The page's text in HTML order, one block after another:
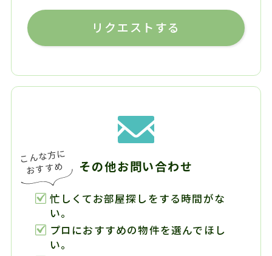
リクエストする
その他お問い合わせ
忙しくてお部屋探しをする時間がな
い。
プロにおすすめの物件を選んでほし
い。